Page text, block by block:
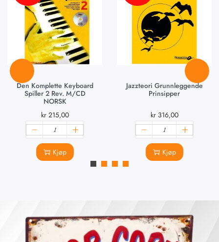
Den Komplette Keyboard
Spiller 2 Rev. M/CD
NORSK
kr215,00
Kjøp
Jazzteori Grunnleggende
Prinsipper
kr316,00
Kjøp